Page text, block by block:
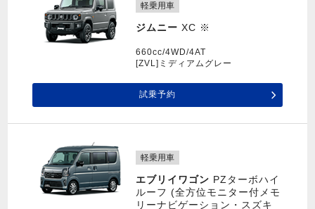
軽乗用車
ジムニー XC ※
660cc/4WD/4AT
[ZVL]ミディアムグレー
試乗予約
軽乗用車
エブリイワゴン PZターボハイ
ルーフ (全方位モニター付メモ
リーナビゲーション・スズキ